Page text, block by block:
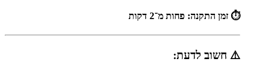
⏱ זמן התקנה: פחות מ־2 דקות
⚠️ חשוב לדעת: